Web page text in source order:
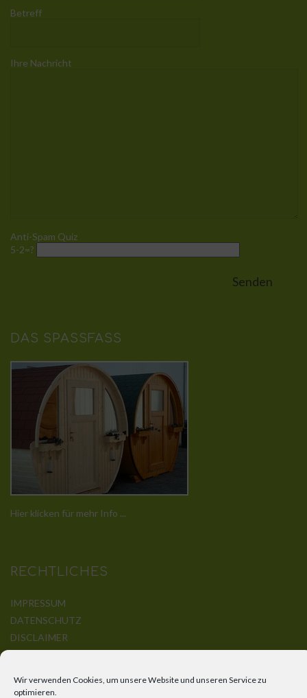
Wir verwenden Cookies, um unsere Website und unseren Service zu
optimieren.
Betreff
Ihre Nachricht
Anti-Spam Quiz
5-2=?
DAS SPASSFASS
Hier klicken für mehr Info ...
RECHTLICHES
IMPRESSUM
DATENSCHUTZ
DISCLAIMER